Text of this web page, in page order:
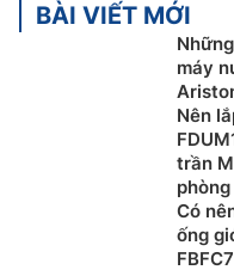
BÀI VIẾT MỚI
máy
Nên
trần
Có
ống